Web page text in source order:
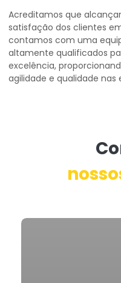
Acreditamos que
satisfação dos clientes
contamos com uma
altamente qualificados
excelência,
agilidade e qualidade nas